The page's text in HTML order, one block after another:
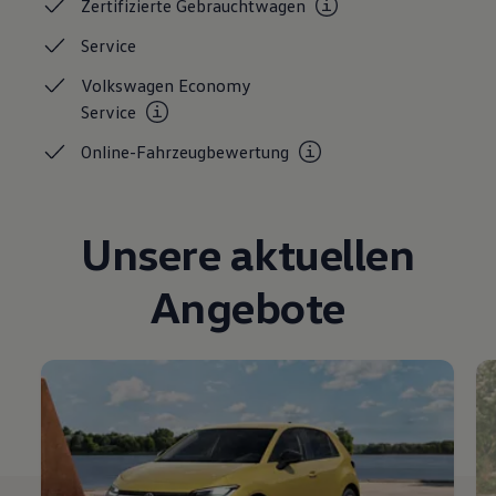
Magazin
Lifestyle
Transport
Familie
Elektromobilität
Volkswagen R
Volkswagen Kundenbetreuung
ZertifizierteGebrauchtwagen
Service
Volkswagen Economy
Service
Online-Fahrzeugbewertung
Unsere aktuellen
Angebote